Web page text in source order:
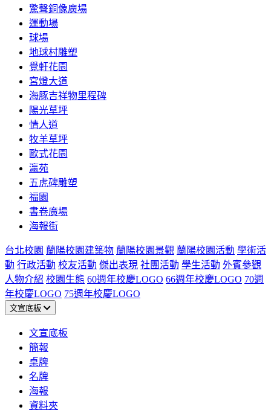
驚聲銅像廣場
運動場
球場
地球村雕塑
覺軒花園
宮燈大道
海豚吉祥物里程碑
陽光草坪
情人道
牧羊草坪
歐式花園
瀛苑
五虎碑雕塑
福園
書卷廣場
海報街
台北校園 蘭陽校園建築物 蘭陽校園景觀 蘭陽校園活動 學術活
動 行政活動 校友活動 傑出表現 社團活動 學生活動 外賓參觀
人物介紹 校園生態 60週年校慶LOGO 66週年校慶LOGO 70週
年校慶LOGO 75週年校慶LOGO
文宣底板
文宣底板
簡報
桌牌
名牌
海報
資料夾